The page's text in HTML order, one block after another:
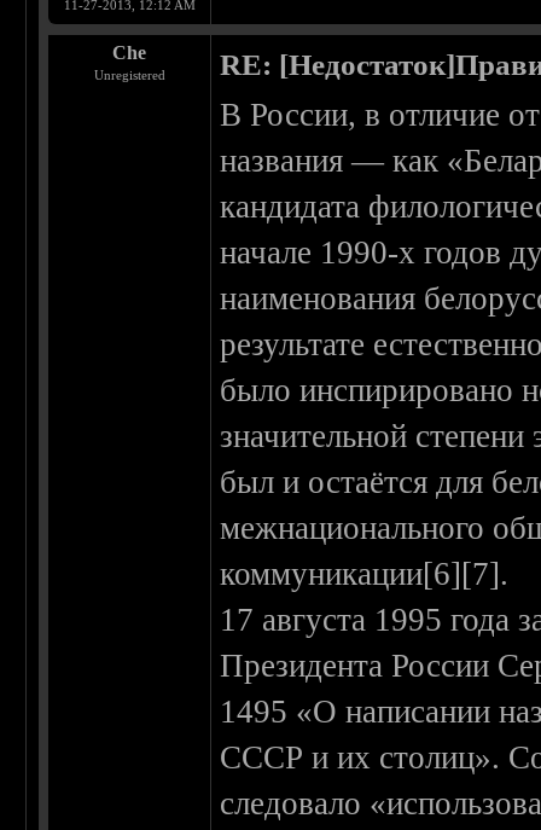
11-27-2013, 12:12 AM
Che
Unregistered RE:
В России, в отличие
названия — как
кандидата
начале 1990-х годов
наименования
результате
было инспирировано
значительной
был и остаётся для
межнационального
коммуникации[6][7].
17 августа 1995 года
Президента России
1495 «О написании
СССР и их столиц».
следовало